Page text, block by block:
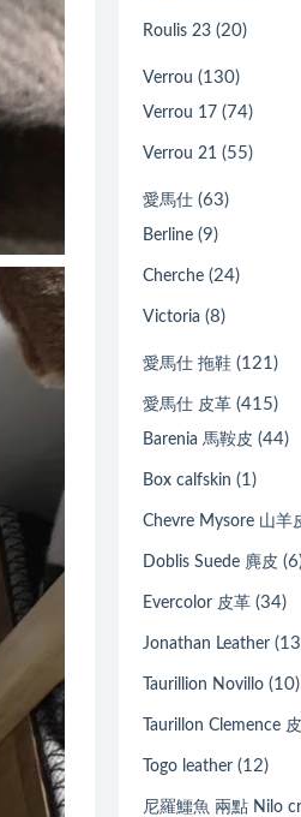
Roulis 23 (20)
Verrou (130)
Verrou 17 (74)
Verrou 21 (55)
愛馬仕 (63)
Berline (9)
Cherche (24)
Victoria (8)
愛馬仕 拖鞋 (121)
愛馬仕 皮革 (415)
Barenia 馬鞍皮 (44)
Box calfskin (1)
Chevre Mysore 山羊
Doblis Suede 麂皮
Evercolor 皮革 (34)
Jonathan Leather
Taurillion Novillo (10)
Taurillon Clemence 皮
Togo leather (12)
尼羅鱷魚 兩點 Nilo